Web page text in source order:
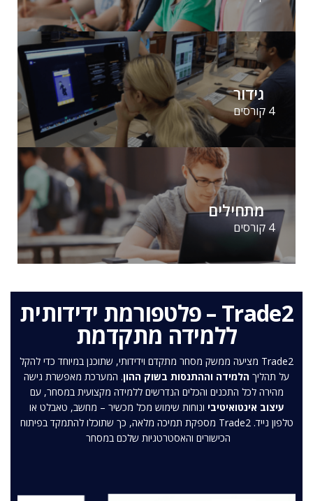
גידור
4 קורסים
מתחילים
4 קורסים
Trade2 – פלטפורמת ידידותית
ללמידה מתקדמת
Trade2 מציעה ממשק מסחר מתקדם וידידותי, שתוכנן במיוחד כדי להקל
על תהליך הלמידה וההתנסות בשוק ההון. המערכת מאפשרת גישה
מהירה לכל התכנים והכלים הנדרשים ללמידה מקצועית במסחר, עם
עיצוב אינטואיטיבי ונוחות שימוש מכל מכשיר – מחשב, טאבלט או
טלפון נייד. Trade2 מספקת תמיכה מלאה, כך שתוכלו להתמקד בפיתוח
הכישורים והאסטרטגיות שלכם במסחר